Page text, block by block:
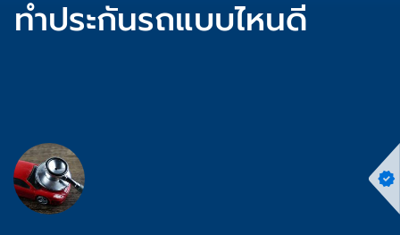
ทำประกันรถแบบไหนดี